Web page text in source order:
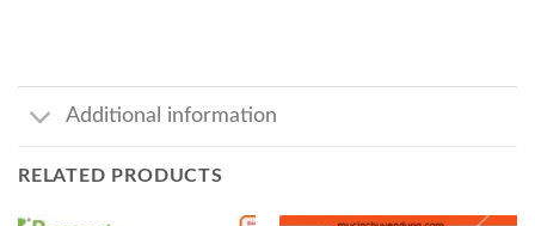
Additional information
RELATED PRODUCTS